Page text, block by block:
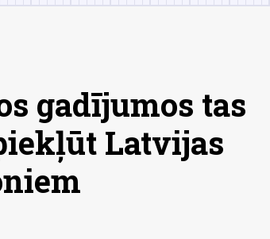
gadījumos tas
Latvijas